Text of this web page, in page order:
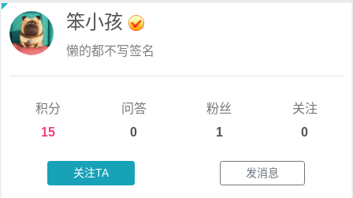
笨小孩
懒的都不写签名
积分
15
问答
0
粉丝
1
关注
0
关注TA 发消息